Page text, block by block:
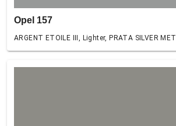
Opel 157
ARGENT ETOILE III, Lighter, PRATA SILVER MET